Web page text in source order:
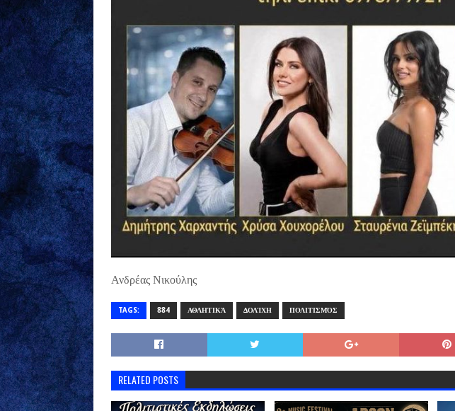
Ανδρέας Νικούλης
TAGS: 884 ΑΘΛΗΤΙΚΆ ΔΟΛΊΧΗ ΠΟΛΙΤΙΣΜΌΣ
RELATED POSTS